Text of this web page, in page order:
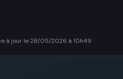
à jour le 28/05/2026 à 10h49